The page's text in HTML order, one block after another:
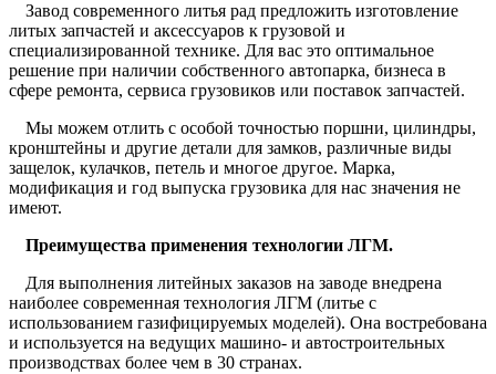
Завод современного литья рад предложить изготовление
литых запчастей и аксессуаров к грузовой и
специализированной технике. Для вас это оптимальное
решение при наличии собственного автопарка, бизнеса в
сфере ремонта, сервиса грузовиков или поставок запчастей.
Мы можем отлить с особой точностью поршни, цилиндры,
кронштейны и другие детали для замков, различные виды
защелок, кулачков, петель и многое другое. Марка,
модификация и год выпуска грузовика для нас значения не
имеют.
Преимущества применения технологии ЛГМ.
Для выполнения литейных заказов на заводе внедрена
наиболее современная технология ЛГМ (литье с
использованием газифицируемых моделей). Она востребована
и используется на ведущих машино- и автостроительных
производствах более чем в 30 странах.